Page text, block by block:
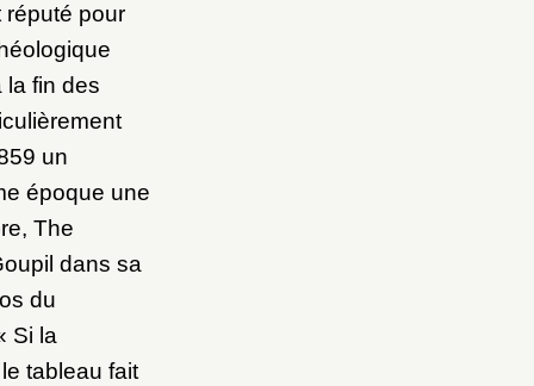
réputé pour
la fin des
un
époque une
The
dans sa
du
Si la
tableau fait